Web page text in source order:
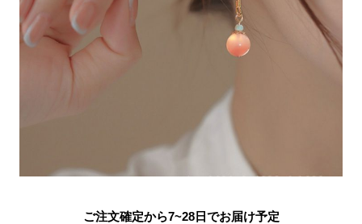
ご注文確定から7~28日でお届け予定